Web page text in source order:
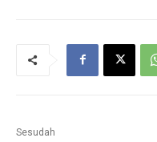
Sesudah